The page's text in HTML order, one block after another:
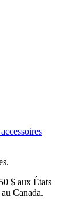
$ aux États
Canada.